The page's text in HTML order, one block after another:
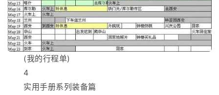
(我的行程单)
4
实用手册系列装备篇